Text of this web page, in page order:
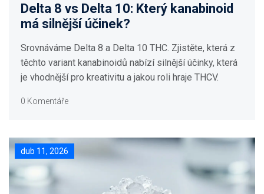
Delta 8 vs Delta 10: Který kanabinoid
má silnější účinek?
Srovnáváme Delta 8 a Delta 10 THC. Zjistěte, která z
těchto variant kanabinoidů nabízí silnější účinky, která
je vhodnější pro kreativitu a jakou roli hraje THCV.
0 Komentáře
dub 11, 2026